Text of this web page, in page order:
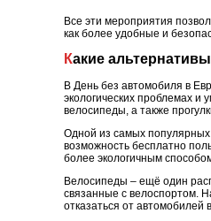
Все эти мероприятия
как более удобные и
Какие
В День без автомобиля в
экологических проблемах и
велосипеды, а также
Одной из самых популярных
возможность бесплатно
более экологичным
Велосипеды – ещё один
связанные с велоспортом.
отказаться от автомобилей